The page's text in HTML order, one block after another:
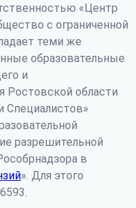
«Центр
с ограниченной
теми же
образовательные
и
Ростовской области
разрешительной
в
». Для этого